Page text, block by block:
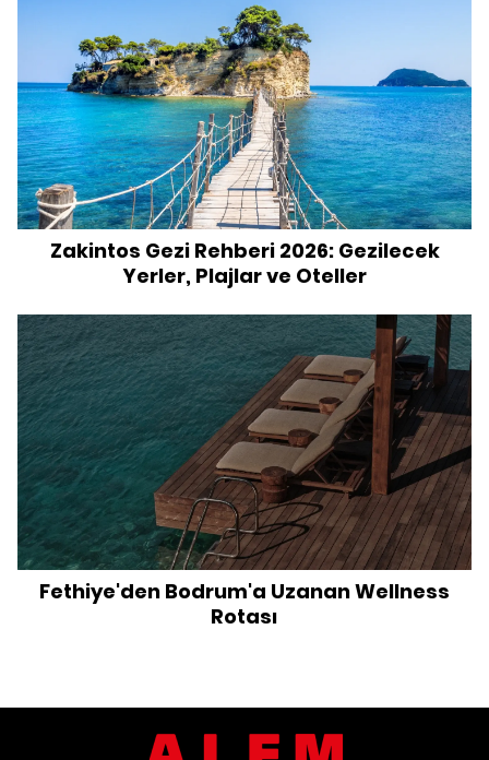
Zakintos Gezi Rehberi 2026: Gezilecek
Yerler, Plajlar ve Oteller
Fethiye'den Bodrum'a Uzanan Wellness
Rotası